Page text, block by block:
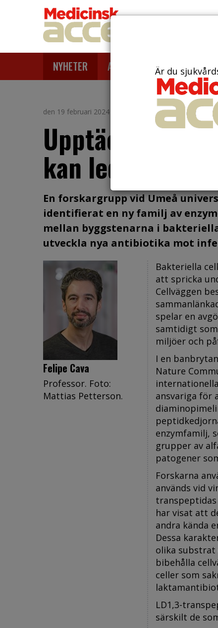
NYHETER ARTIKLAR AKTUELLT
den 19 februari 2024
Upptäckt om
kan leda till nya
En forskargrupp vid Umeå
identifierat en ny familj av
mellan byggstenarna i
utveckla nya antibiotika mot
Felipe Cava
Professor. Foto:
Mattias Petterson.
Bakteriella
att spricka
Cellväggen
spelar en
samtidigt
miljöer och
I en
Nature
ansvariga för
enzymfamilj,
grupper av
patogener
Forskarna
används vid
har visat att
andra kända
Dessa
olika
bibehålla
celler som
LD1,3-
särskilt de
Är du